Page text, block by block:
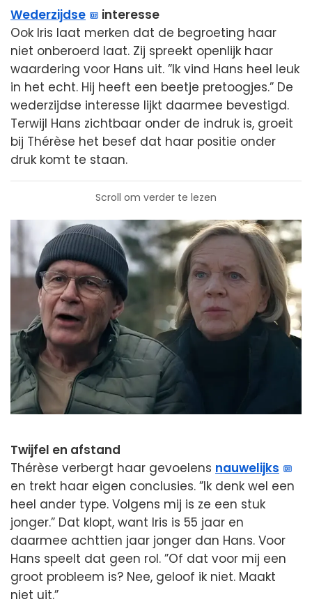
Wederzijdse
interesse
Ook Iris laat merken dat de begroeting haar
niet onberoerd laat. Zij spreekt openlijk haar
waardering voor Hans uit. ”Ik vind Hans heel leuk
in het echt. Hij heeft een beetje pretoogjes.” De
wederzijdse interesse lijkt daarmee bevestigd.
Terwijl Hans zichtbaar onder de indruk is, groeit
bij Thérèse het besef dat haar positie onder
druk komt te staan.
Scroll om verder te lezen
Twijfel en afstand
Thérèse verbergt haar gevoelens nauwelijks
en trekt haar eigen conclusies. ”Ik denk wel een
heel ander type. Volgens mij is ze een stuk
jonger.” Dat klopt, want Iris is 55 jaar en
daarmee achttien jaar jonger dan Hans. Voor
Hans speelt dat geen rol. ”Of dat voor mij een
groot probleem is? Nee, geloof ik niet. Maakt
niet uit.”